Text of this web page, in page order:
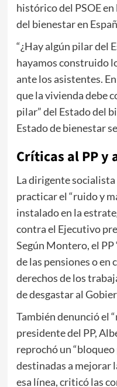
histórico del PSOE
del bienestar en
“¿Hay algún pilar del
hayamos construido
ante los asistentes.
que la vivienda debe
pilar” del Estado del
Estado de bienestar
Críticas al PP y
La dirigente
practicar el “ruido y
instalado en la
contra el Ejecutivo
Según Montero, el PP
de las pensiones o en
derechos de los
de desgastar al
También denunció el
presidente del PP,
reprochó un
destinadas a mejorar
esa línea, criticó las